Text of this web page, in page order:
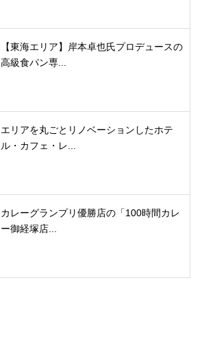
【東海エリア】岸本卓也氏プロデュースの
高級食パン専...
エリアを丸ごとリノベーションしたホテ
ル・カフェ・レ...
カレーグランプリ優勝店の「100時間カレ
ー御経塚店...